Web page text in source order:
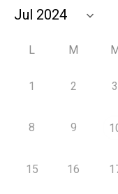
L M
1 2 3
8 9
15 16